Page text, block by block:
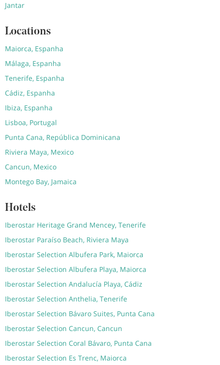
Jantar
Locations
Maiorca, Espanha
Málaga, Espanha
Tenerife, Espanha
Cádiz, Espanha
Ibiza, Espanha
Lisboa, Portugal
Punta Cana, República Dominicana
Riviera Maya, Mexico
Cancun, Mexico
Montego Bay, Jamaica
Hotels
Iberostar Heritage Grand Mencey, Tenerife
Iberostar Paraíso Beach, Riviera Maya
Iberostar Selection Albufera Park, Maiorca
Iberostar Selection Albufera Playa, Maiorca
Iberostar Selection Andalucía Playa, Cádiz
Iberostar Selection Anthelia, Tenerife
Iberostar Selection Bávaro Suites, Punta Cana
Iberostar Selection Cancun, Cancun
Iberostar Selection Coral Bávaro, Punta Cana
Iberostar Selection Es Trenc, Maiorca